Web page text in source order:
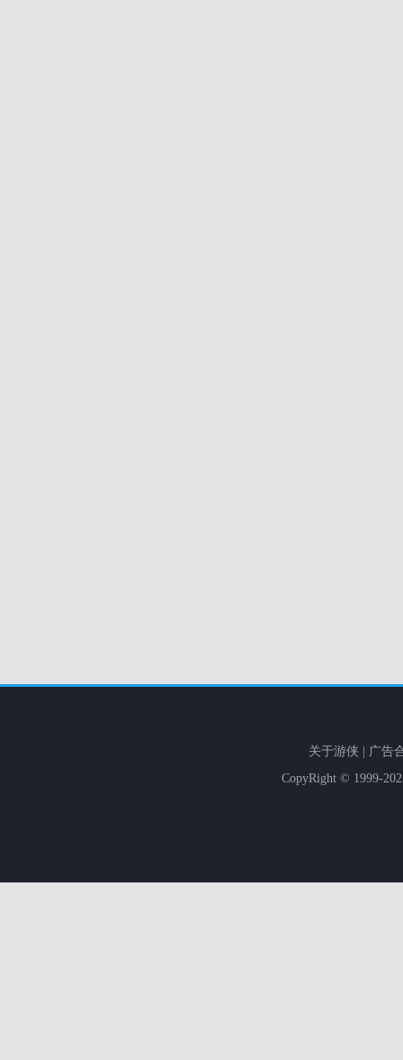
关于游侠
广告
CopyRight © 1999-